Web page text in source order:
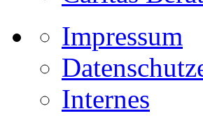
Impressum
Internes